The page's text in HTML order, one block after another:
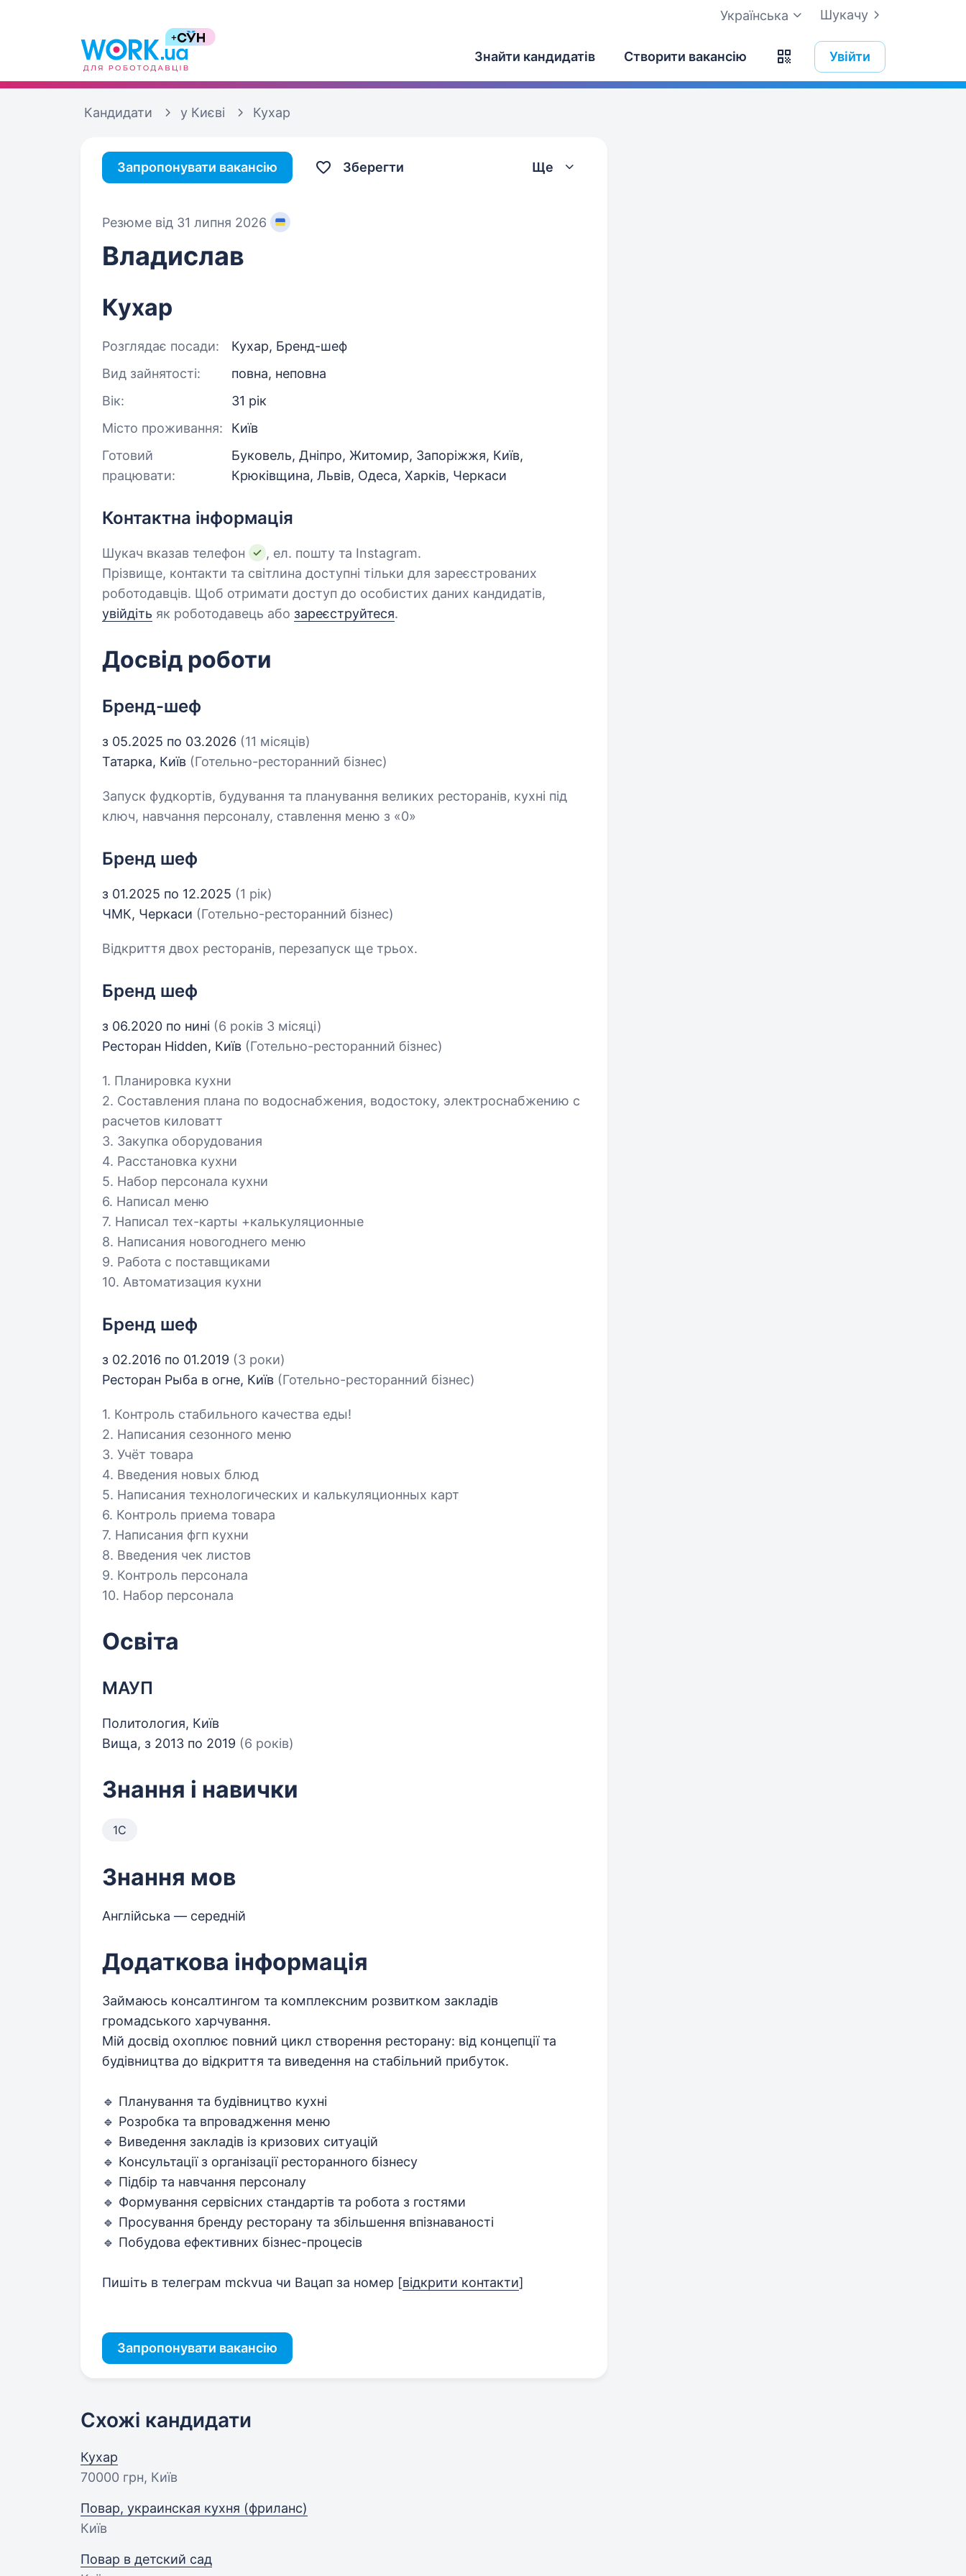
Шукачу
Українська
Знайти кандидатів Створити вакансію Увійти
Кандидати у Києві Кухар
Запропонувати вакансію Зберегти Ще
Резюме від 31 липня 2026
Владислав
Кухар
Розглядає посади:
Кухар, Бренд-шеф
Вид зайнятості:
повна, неповна
Вік:
31 рік
Місто проживання:
Київ
Готовий
працювати:
Буковель, Дніпро, Житомир, Запоріжжя, Київ,
Крюківщина, Львів, Одеса, Харків, Черкаси
Контактна інформація
Шукач вказав телефон
, ел. пошту та Instagram.
Прізвище, контакти та світлина доступні тільки для зареєстрованих
роботодавців. Щоб отримати доступ до особистих даних кандидатів,
увійдіть як роботодавець або зареєструйтеся.
Досвід роботи
Бренд-шеф
з 05.2025 по 03.2026 (11 місяців)
Татарка, Київ (Готельно-ресторанний бізнес)
Запуск фудкортів, будування та планування великих ресторанів, кухні під
ключ, навчання персоналу, ставлення меню з «0»
Бренд шеф
з 01.2025 по 12.2025 (1 рік)
ЧМК, Черкаси (Готельно-ресторанний бізнес)
Відкриття двох ресторанів, перезапуск ще трьох.
Бренд шеф
з 06.2020 по нині (6 років 3 місяці)
Ресторан Hidden, Київ (Готельно-ресторанний бізнес)
1. Планировка кухни
2. Составления плана по водоснабжения, водостоку, электроснабжению с
расчетов киловатт
3. Закупка оборудования
4. Расстановка кухни
5. Набор персонала кухни
6. Написал меню
7. Написал тех-карты +калькуляционные
8. Написания новогоднего меню
9. Работа с поставщиками
10. Автоматизация кухни
Бренд шеф
з 02.2016 по 01.2019 (3 роки)
Ресторан Рыба в огне, Київ (Готельно-ресторанний бізнес)
1. Контроль стабильного качества еды!
2. Написания сезонного меню
3. Учёт товара
4. Введения новых блюд
5. Написания технологических и калькуляционных карт
6. Контроль приема товара
7. Написания фгп кухни
8. Введения чек листов
9. Контроль персонала
10. Набор персонала
Освіта
МАУП
Политология, Київ
Вища, з 2013 по 2019 (6 років)
Знання і навички
1С
Знання мов
Англійська — середній
Додаткова інформація
Займаюсь консалтингом та комплексним розвитком закладів
громадського харчування.
Мій досвід охоплює повний цикл створення ресторану: від концепції та
будівництва до відкриття та виведення на стабільний прибуток.
🔹 Планування та будівництво кухні
🔹 Розробка та впровадження меню
🔹 Виведення закладів із кризових ситуацій
🔹 Консультації з організації ресторанного бізнесу
🔹 Підбір та навчання персоналу
🔹 Формування сервісних стандартів та робота з гостями
🔹 Просування бренду ресторану та збільшення впізнаваності
🔹 Побудова ефективних бізнес-процесів
Пишіть в телеграм mckvua чи Вацап за номер [відкрити контакти]
Запропонувати вакансію
Схожі кандидати
Кухар
70000 грн, Київ
Повар, украинская кухня (фриланс)
Київ
Повар в детский сад